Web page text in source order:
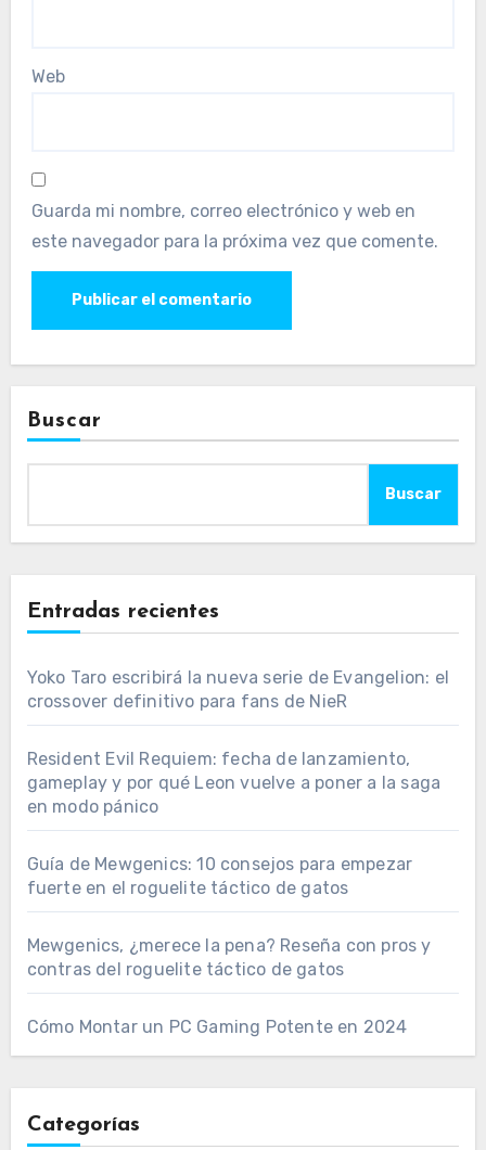
Web
Guarda mi nombre, correo electrónico y web en
este navegador para la próxima vez que comente.
Buscar
Buscar
Entradas recientes
Yoko Taro escribirá la nueva serie de Evangelion: el
crossover definitivo para fans de NieR
Resident Evil Requiem: fecha de lanzamiento,
gameplay y por qué Leon vuelve a poner a la saga
en modo pánico
Guía de Mewgenics: 10 consejos para empezar
fuerte en el roguelite táctico de gatos
Mewgenics, ¿merece la pena? Reseña con pros y
contras del roguelite táctico de gatos
Cómo Montar un PC Gaming Potente en 2024
Categorías